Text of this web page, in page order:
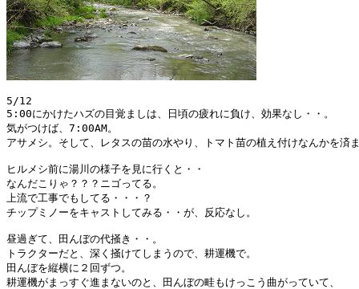
5/12
5:00にかけたハズの目覚ましは、日頃の疲れに負け、効果なし・・。
気がつけば、7:00AM。
アサメシ。そして、レタスの苗の水やり、トマト苗の植え付けなんかを済
ヒルメシ前に湯川の様子を見に行くと・・
なんだこりゃ？？？ニゴってる。
上流で工事でもしてる・・・？
チップミノーをキャストしてみる・・が、反応なし。
昼過ぎて、田んぼの代掻き・・。
トラクターだと、深く掻けてしまうので、耕運機で。
田んぼを縦横に２回ずつ。
耕運機がまっすぐ進まないのと、田んぼの畦もけっこう曲がっていて、